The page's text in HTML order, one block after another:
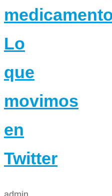
Lo
que
movimos
en
Twitter